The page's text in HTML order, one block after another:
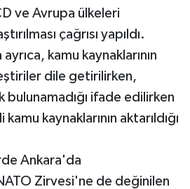
ve Avrupa ülkeleri
çağrısı yapıldı.
ayrıca, kamu kaynaklarının
dile getirilirken,
bulunamadığı ifade edilirken
kaynaklarının aktarıldığı
Ankara'da
Zirvesi'ne de değinilen